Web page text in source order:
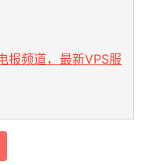
报频道，最新VPS服